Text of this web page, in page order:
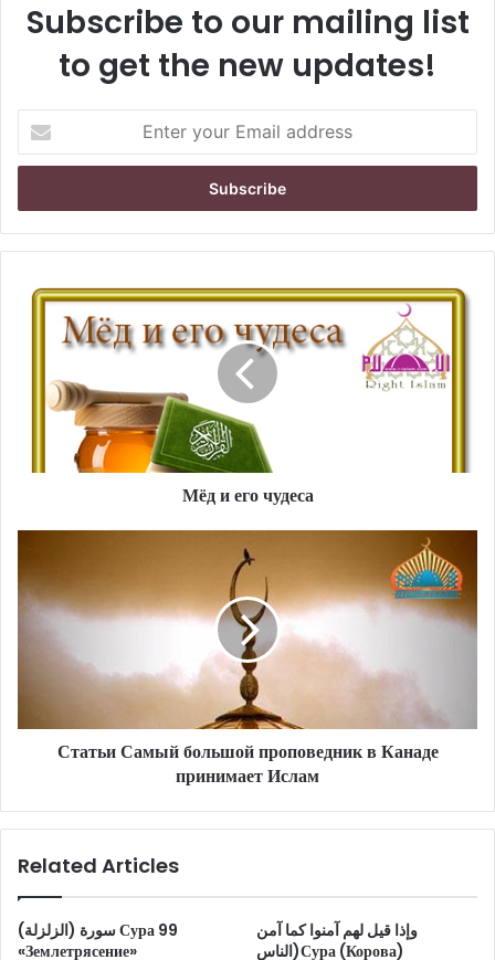
Subscribe to our mailing list
to get the new updates!
t
r
y
s
Мёд и его чудеса
Статьи Самый большой проповедник в Канаде
принимает Ислам
Related Articles
سورة (الزلزلة) Сура 99
«Землетрясение»
وإذا قيل لهم آمنوا كما آمن
الناس)Сура (Корова)